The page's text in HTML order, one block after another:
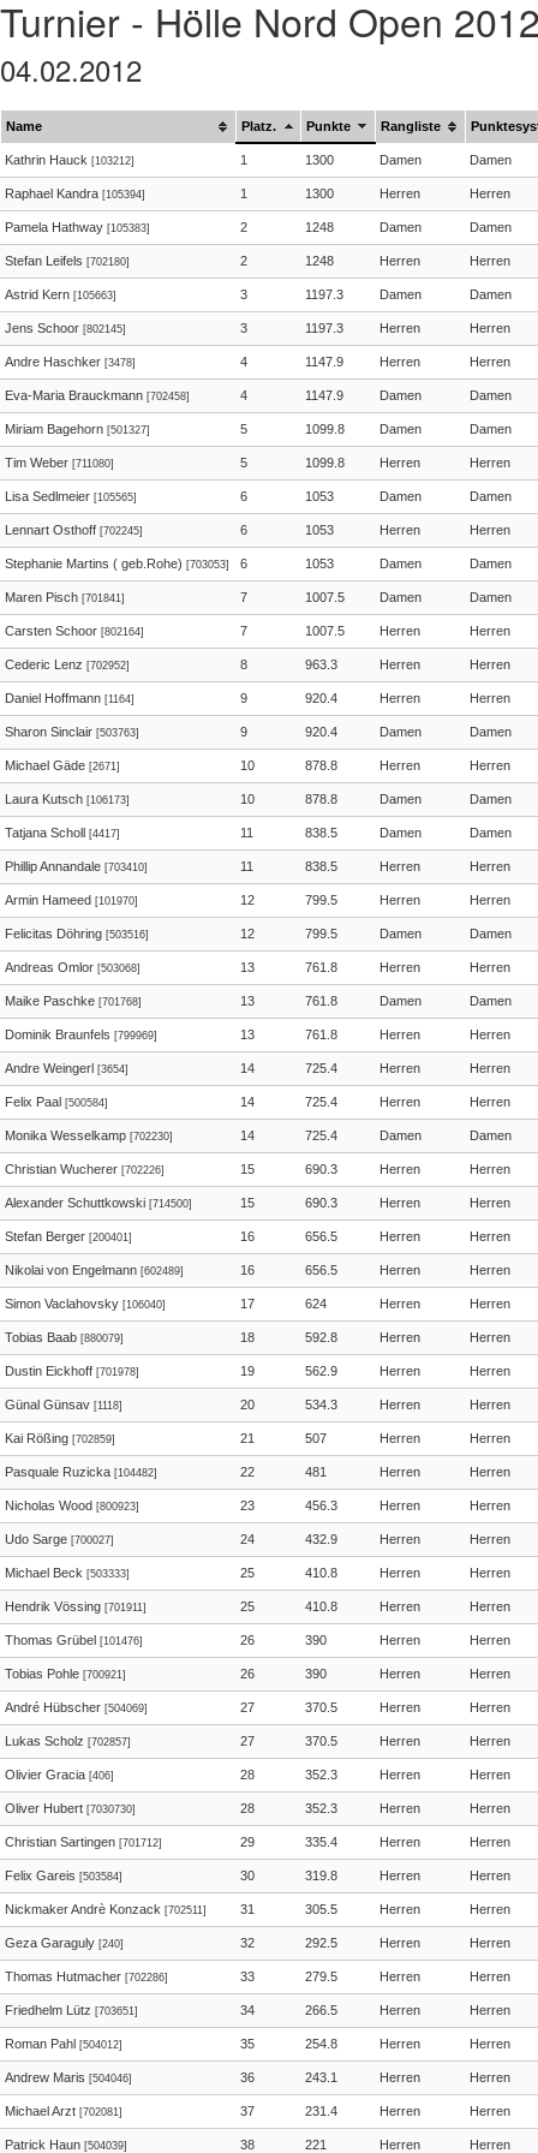
Turnier - Hölle Nord Open
04.02.2012
Name Platz. Punkte Rangliste
Kathrin Hauck [103212] 1 1300 Damen Damen
Raphael Kandra [105394] 1 1300 Herren Herren
Pamela Hathway [105383] 2 1248 Damen Damen
Stefan Leifels [702180] 2 1248 Herren Herren
Astrid Kern [105663] 3 1197.3 Damen Damen
Jens Schoor [802145] 3 1197.3 Herren Herren
Andre Haschker [3478] 4 1147.9 Herren Herren
Eva-Maria Brauckmann [702458] 4 1147.9 Damen Damen
Miriam Bagehorn [501327] 5 1099.8 Damen Damen
Tim Weber [711080] 5 1099.8 Herren Herren
Lisa Sedlmeier [105565] 6 1053 Damen Damen
Lennart Osthoff [702245] 6 1053 Herren Herren
Stephanie Martins ( geb.Rohe) [703053] 6 1053 Damen Damen
Maren Pisch [701841] 7 1007.5 Damen Damen
Carsten Schoor [802164] 7 1007.5 Herren Herren
Cederic Lenz [702952] 8 963.3 Herren Herren
Daniel Hoffmann [1164] 9 920.4 Herren Herren
Sharon Sinclair [503763] 9 920.4 Damen Damen
Michael Gäde [2671] 10 878.8 Herren Herren
Laura Kutsch [106173] 10 878.8 Damen Damen
Tatjana Scholl [4417] 11 838.5 Damen Damen
Phillip Annandale [703410] 11 838.5 Herren Herren
Armin Hameed [101970] 12 799.5 Herren Herren
Felicitas Döhring [503516] 12 799.5 Damen Damen
Andreas Omlor [503068] 13 761.8 Herren Herren
Maike Paschke [701768] 13 761.8 Damen Damen
Dominik Braunfels [799969] 13 761.8 Herren Herren
Andre Weingerl [3654] 14 725.4 Herren Herren
Felix Paal [500584] 14 725.4 Herren Herren
Monika Wesselkamp [702230] 14 725.4 Damen Damen
Christian Wucherer [702226] 15 690.3 Herren Herren
Alexander Schuttkowski [714500] 15 690.3 Herren Herren
Stefan Berger [200401] 16 656.5 Herren Herren
Nikolai von Engelmann [602489] 16 656.5 Herren Herren
Simon Vaclahovsky [106040] 17 624 Herren Herren
Tobias Baab [880079] 18 592.8 Herren Herren
Dustin Eickhoff [701978] 19 562.9 Herren Herren
Günal Günsav [1118] 20 534.3 Herren Herren
Kai Rößing [702859] 21 507 Herren Herren
Pasquale Ruzicka [104482] 22 481 Herren Herren
Nicholas Wood [800923] 23 456.3 Herren Herren
Udo Sarge [700027] 24 432.9 Herren Herren
Michael Beck [503333] 25 410.8 Herren Herren
Hendrik Vössing [701911] 25 410.8 Herren Herren
Thomas Grübel [101476] 26 390 Herren Herren
Tobias Pohle [700921] 26 390 Herren Herren
André Hübscher [504069] 27 370.5 Herren Herren
Lukas Scholz [702857] 27 370.5 Herren Herren
Olivier Gracia [406] 28 352.3 Herren Herren
Oliver Hubert [7030730] 28 352.3 Herren Herren
Christian Sartingen [701712] 29 335.4 Herren Herren
Felix Gareis [503584] 30 319.8 Herren Herren
Nickmaker Andrè Konzack [702511] 31 305.5 Herren Herren
Geza Garaguly [240] 32 292.5 Herren Herren
Thomas Hutmacher [702286] 33 279.5 Herren Herren
Friedhelm Lütz [703651] 34 266.5 Herren Herren
Roman Pahl [504012] 35 254.8 Herren Herren
Andrew Maris [504046] 36 243.1 Herren Herren
Michael Arzt [702081] 37 231.4 Herren Herren
Patrick Haun [504039] 38 221 Herren Herren